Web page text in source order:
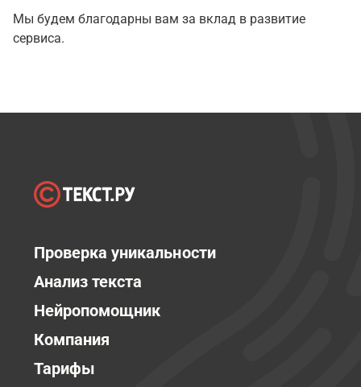
Мы будем благодарны вам за вклад в развитие
сервиса.
Проверка уникальности
Анализ текста
Нейропомощник
Компания
Тарифы